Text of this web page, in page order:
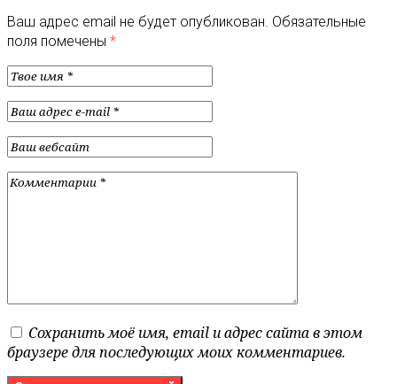
Ваш адрес email не будет опубликован. Обязательные
поля помечены *
Сохранить моё имя, email и адрес сайта в этом
браузере для последующих моих комментариев.